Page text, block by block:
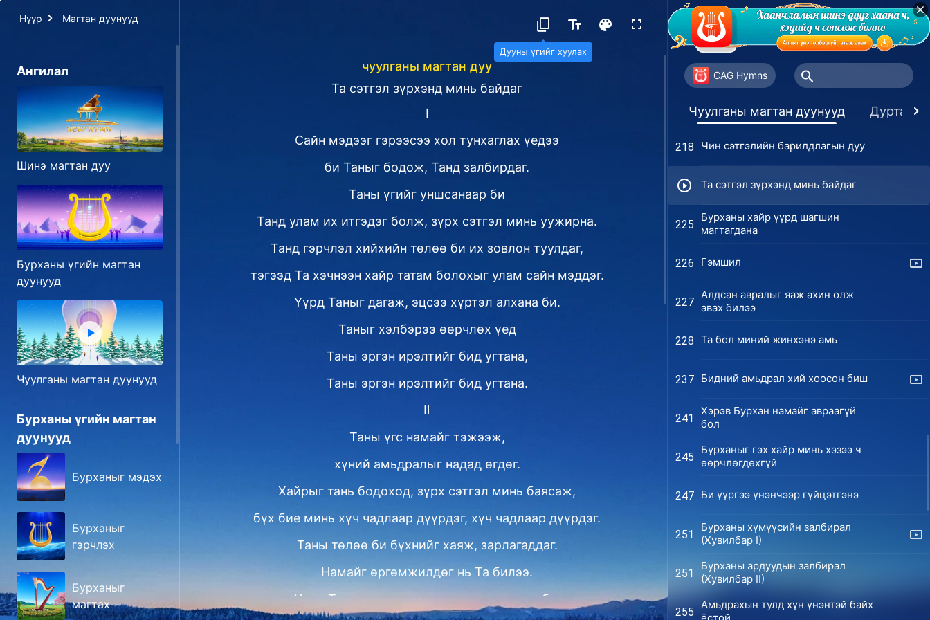
Нүүр Магтан дуунууд
Дууны үгийг хуулах
Ангилал
Шинэ магтан дуу
Бурханы үгийн магтан
дуунууд
Чуулганы магтан дуунууд
Бурханы үгийн магтан
дуунууд
Бурханыг мэдэх
Бурханыг
гэрчлэх
Бурханыг
магтах
чуулганы магтан дуу
Та сэтгэл зүрхэнд минь байдаг
Ⅰ
Сайн мэдээг гэрээсээ хол тунхаглах үедээ
би Таныг бодож, Танд залбирдаг.
Таны үгийг уншсанаар би
Танд улам их итгэдэг болж, зүрх сэтгэл минь уужирна.
Танд гэрчлэл хийхийн төлөө би их зовлон туулдаг,
тэгээд Та хэчнээн хайр татам болохыг улам сайн мэддэг.
Үүрд Таныг дагаж, эцсээ хүртэл алхана би.
Таныг хэлбэрээ өөрчлөх үед
Таны эргэн ирэлтийг бид угтана,
Таны эргэн ирэлтийг бид угтана.
Ⅱ
Таны үгс намайг тэжээж,
хүний амьдралыг надад өгдөг.
Хайрыг тань бодоход, зүрх сэтгэл минь баясаж,
бүх бие минь хүч чадлаар дүүрдэг, хүч чадлаар дүүрдэг.
Таны төлөө би бүхнийг хаяж, зарлагаддаг.
Намайг өргөмжилдөг нь Та билээ.
Үүрд Таныг дагаж, эцсээ хүртэл алхана би.
CAG Hymns
Чуулганы магтан дуунууд Дуртай
213
Эцэст нь би Бурханыг хайрлаж
чадах боллоо
214
Бурханы зүрх сэтгэлийг хэн
анхаардаг вэ?
216 Бурханы өмнө байнга ир
218 Чин сэтгэлийн барилдлагын дуу
Та сэтгэл зүрхэнд минь байдаг
225
Бурханы хайр үүрд шагшин
магтагдана
226 Гэмшил
227
Алдсан авралыг яаж ахин олж
авах билээ
228 Та бол миний жинхэнэ амь
237 Бидний амьдрал хий хоосон биш
241
Хэрэв Бурхан намайг авраагүй
бол
245
Бурханыг гэх хайр минь хэзээ ч
өөрчлөгдөхгүй
247 Би үүргээ үнэнчээр гүйцэтгэнэ
251
Бурханы хүмүүсийн залбирал
(Хувилбар I)
251
Бурханы ардуудын залбирал
(Хувилбар II)
255
Амьдрахын тулд хүн үнэнтэй байх